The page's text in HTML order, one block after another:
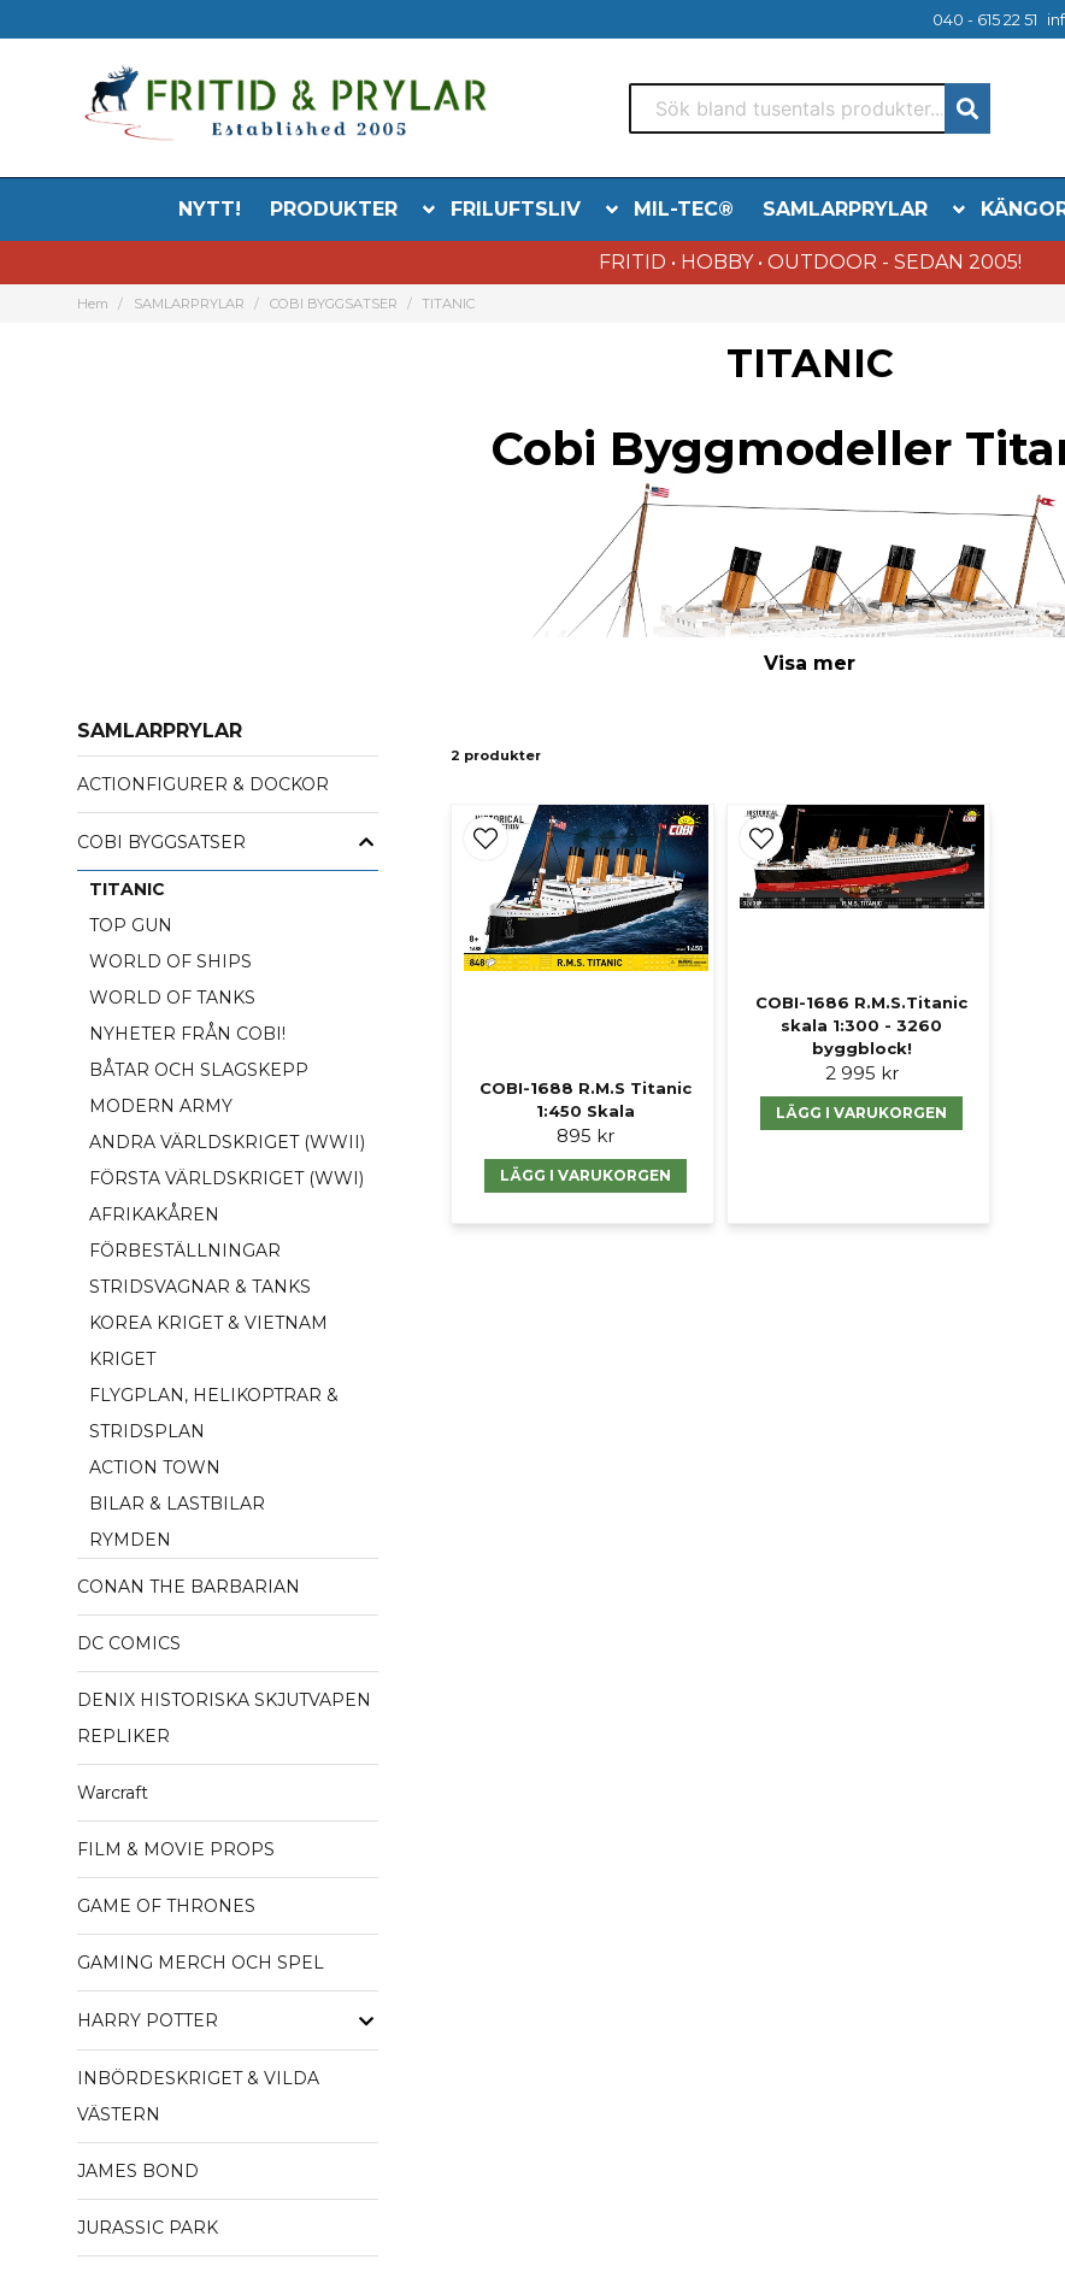
040 - 615 22 51
NYTT! PRODUKTER FRILUFTSLIV MIL-TEC® SAMLARPRYLAR
FRITID • HOBBY • OUTDOOR - SEDAN 2005!
Hem SAMLARPRYLAR COBI BYGGSATSER TITANIC
TITANIC
Cobi Byggmodeller
atlanten. Nu kan du själv få chansen och bygga båten i buggmodell från Cobi. En mycket
och en större. Kan kombineras med Lego.
Strax före midnatt den 14 april kolliderade Titanic med ett isberg och skadade sitt skrov så
Atlantens botten varvid officiellt 1 514 personer dog. Skeppets undergång blev därmed en av
Visa mer
SAMLARPRYLAR
ACTIONFIGURER & DOCKOR
COBI BYGGSATSER
TITANIC
TOP GUN
WORLD OF SHIPS
WORLD OF TANKS
NYHETER FRÅN COBI!
BÅTAR OCH SLAGSKEPP
MODERN ARMY
ANDRA VÄRLDSKRIGET (WWII)
FÖRSTA VÄRLDSKRIGET (WWI)
AFRIKAKÅREN
FÖRBESTÄLLNINGAR
STRIDSVAGNAR & TANKS
KOREA KRIGET & VIETNAM
KRIGET
FLYGPLAN, HELIKOPTRAR &
STRIDSPLAN
ACTION TOWN
BILAR & LASTBILAR
RYMDEN
CONAN THE BARBARIAN
DC COMICS
DENIX HISTORISKA SKJUTVAPEN
REPLIKER
Warcraft
FILM & MOVIE PROPS
GAME OF THRONES
GAMING MERCH OCH SPEL
HARRY POTTER
INBÖRDESKRIGET & VILDA
VÄSTERN
JAMES BOND
JURASSIC PARK
2 produkter
COBI-1688 R.M.S Titanic
1:450 Skala
895 kr
LÄGG I VARUKORGEN
COBI-1686 R.M.S.Titanic
skala 1:300 - 3260
byggblock!
2 995 kr
LÄGG I VARUKORGEN